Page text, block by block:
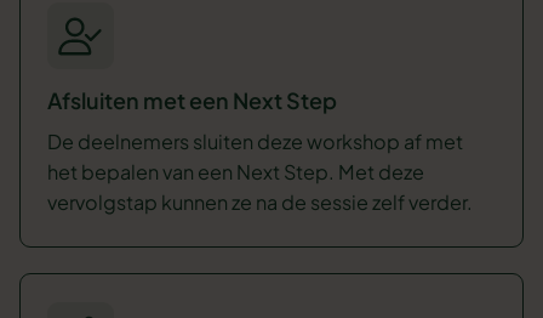
Afsluiten met een Next Step
De deelnemers sluiten deze workshop af met
het bepalen van een Next Step. Met deze
vervolgstap kunnen ze na de sessie zelf verder.